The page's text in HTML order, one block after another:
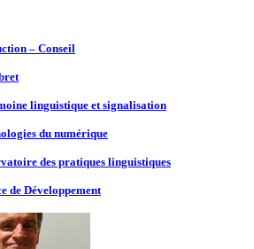
– Conseil
linguistique et signalisation
du numérique
des pratiques linguistiques
de Développement